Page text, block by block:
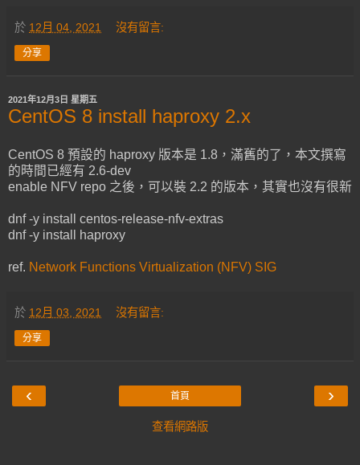
於 12月 04, 2021 沒有留言:
分享
2021年12月3日 星期五
CentOS 8 install haproxy 2.x
CentOS 8 預設的 haproxy 版本是 1.8，滿舊的了，本文撰寫
的時間已經有 2.6-dev
enable NFV repo 之後，可以裝 2.2 的版本，其實也沒有很新
dnf -y install centos-release-nfv-extras
dnf -y install haproxy
ref. Network Functions Virtualization (NFV) SIG
於 12月 03, 2021 沒有留言:
分享
‹ ›
首頁
查看網路版